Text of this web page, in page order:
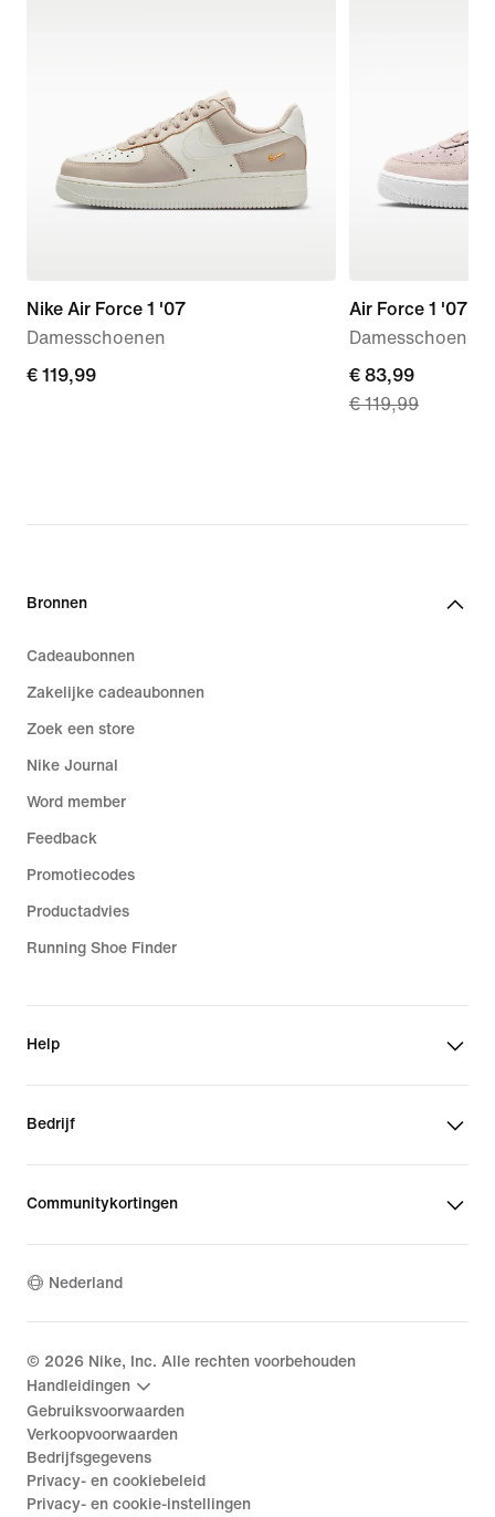
Nike Air Force 1 '07
Damesschoenen
€ 119,99
€ 119,99
Air Force 1 '07
Damesschoenen
current
price
€ 119,99
€ 83,99
€ 119,99
Bronnen
Cadeaubonnen
Zakelijke cadeaubonnen
Zoek een store
Nike Journal
Word member
Feedback
Promotiecodes
Productadvies
Running Shoe Finder
Help
Bedrijf
Communitykortingen
Nederland
© 2026 Nike, Inc. Alle rechten voorbehouden
Handleidingen
Gebruiksvoorwaarden
Verkoopvoorwaarden
Bedrijfsgegevens
Privacy- en cookiebeleid
Privacy- en cookie-instellingen